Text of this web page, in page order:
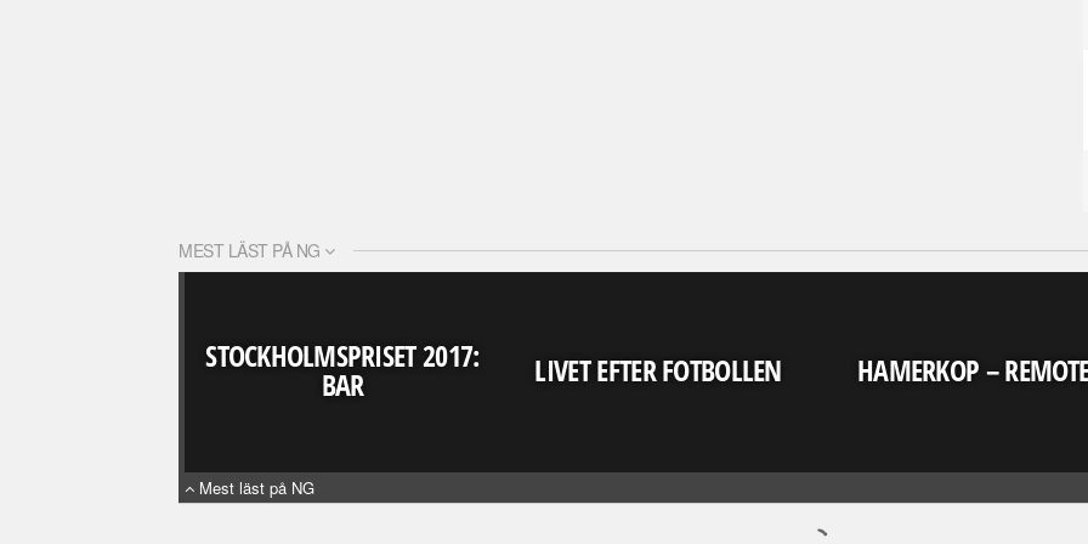
MEST LÄST PÅ NG
STOCKHOLMSPRISET 2017:
BAR LIVET EFTER FOTBOLLEN HAMERKOP –
Mest läst på NG